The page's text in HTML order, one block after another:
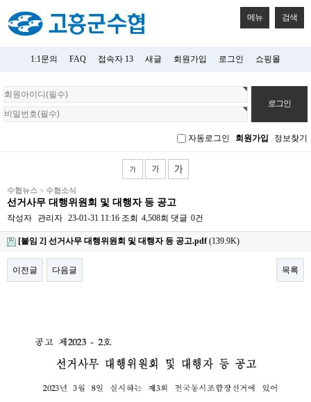
메뉴 검색
1:1문의 FAQ 접속자 13 새글 회원가입 로그인 쇼핑몰
회
원
로
자동로그인 회원가입 정보찾기
수협뉴스 > 수협소식
선거사무 대행위원회 및 대행자 등 공고
작성자 관리자 23-01-31 11:16 조회 4,508회 댓글 0건
[붙임 2] 선거사무 대행위원회 및 대행자 등 공고.pdf(139.9K)
이전글 다음글 목록